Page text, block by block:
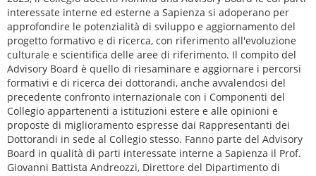
interessate interne ed esterne a Sapienza si adoperano per
approfondire le potenzialità di sviluppo e aggiornamento del
progetto formativo e di ricerca, con riferimento all'evoluzione
culturale e scientifica delle aree di riferimento. Il compito del
Advisory Board è quello di riesaminare e aggiornare i percorsi
formativi e di ricerca dei dottorandi, anche avvalendosi del
precedente confronto internazionale con i Componenti del
Collegio appartenenti a istituzioni estere e alle opinioni e
proposte di miglioramento espresse dai Rappresentanti dei
Dottorandi in sede al Collegio stesso. Fanno parte del Advisory
Board in qualità di parti interessate interne a Sapienza il Prof.
Giovanni Battista Andreozzi, Direttore del Dipartimento di